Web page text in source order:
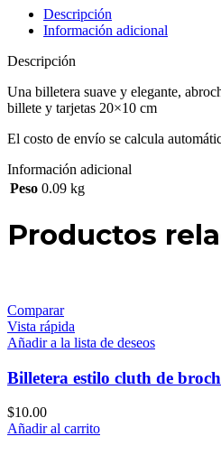
Descripción
Información adicional
Descripción
Una billetera suave y elegante,
billete y tarjetas 20×10 cm
El costo de envío se calcula
Información adicional
Peso 0.09 kg
Productos
Comparar
Vista rápida
Añadir a la lista de deseos
Billetera estilo cluth de
$10.00
Añadir al carrito